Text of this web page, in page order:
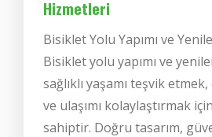
Hizmetleri
Bisiklet Yolu Yapımı ve
Bisiklet yolu yapımı ve
sağlıklı yaşamı teşvik
ve ulaşımı kolaylaştırmak
sahiptir. Doğru tasarım,